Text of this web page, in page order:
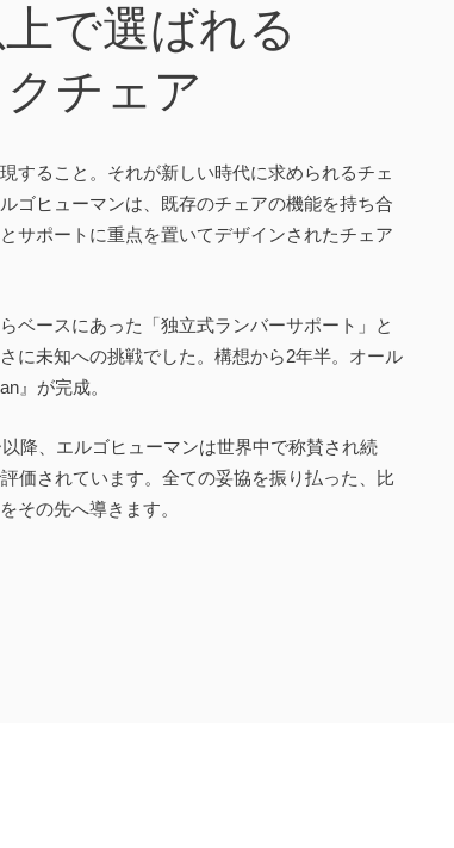
で選ばれる
チェア
すること。それが新しい時代に求められるチェ
ゴヒューマンは、既存のチェアの機能を持ち合
サポートに重点を置いてデザインされたチェア
ベースにあった「独立式ランバーサポート」と
に未知への挑戦でした。構想から2年半。オール
』が完成。
降、エルゴヒューマンは世界中で称賛され続
価されています。全ての妥協を振り払った、比
その先へ導きます。